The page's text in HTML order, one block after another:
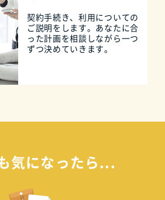
契約手続き、利用についての
ご説明をします。あなたに合
った計画を相談しながら一つ
ずつ決めていきます。
気になったら...